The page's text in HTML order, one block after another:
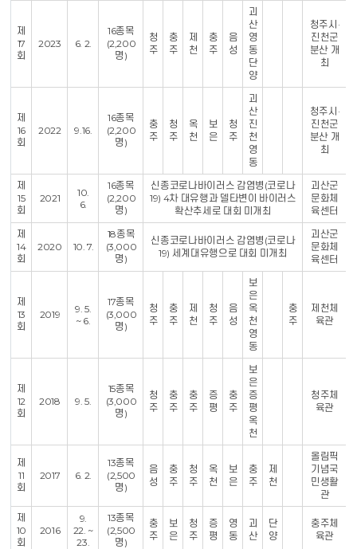
제
17
회
2023 6. 2.
16종목
(2,200
명)
청
주
충
주
제
천
충
주
음
성
괴
산
영
동
단
양
청주시·
진천군
분산 개
최
제
16
회
2022 9.16.
16종목
(2,200
명)
충
주
청
주
옥
천
보
은
청
주
괴
산
진
천
영
동
청주시·
진천군
분산 개
최
제
15
회
2021
10.
6.
16종목
(2,200
명)
신종코로나바이러스 감염병(코로나
19) 4차 대유행과 델타변이 바이러스
확산추세로 대회 미개최
괴산군
문화체
육센터
제
14
회
2020 10. 7.
18종목
(3,000
명)
신종코로나바이러스 감염병(코로나
19) 세계대유행으로 대회 미개최
괴산군
문화체
육센터
제
13
회
2019
9. 5.
~ 6.
17종목
(3,000
명)
청
주
충
주
제
천
청
주
음
성
보
은
옥
천
영
동
충
주
제천체
육관
제
12
회
2018 9. 5.
15종목
(3,000
명)
청
주
충
주
충
주
증
평
충
주
보
은
증
평
옥
천
청주체
육관
제
11
회
2017 6. 2.
13종목
(2,500
명)
음
성
충
주
청
주
옥
천
보
은
충
주
제
천
올림픽
기념국
민생활
관
제
10
회
2016
9.
22. ~
23.
13종목
(2,500
명)
충
주
보
은
청
주
증
평
영
동
괴
산
단
양
충주체
육관